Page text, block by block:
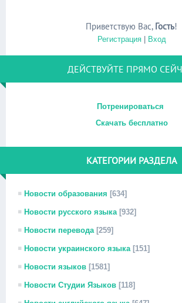
Приветствую Вас, Гость!
Регистрация| Вход
ДЕЙСТВУЙТЕ ПРЯМО
Потренироваться
Скачать бесплатно
КАТЕГОРИИ РАЗДЕЛА
Новости образования [634]
Новости русского языка [932]
Новости перевода [259]
Новости украинского языка [151]
Новости языков [1581]
Новости Студии Языков [118]